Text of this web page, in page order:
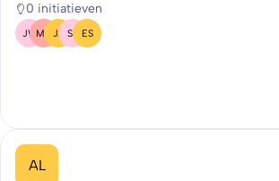
0 initiatieven
JWMD JA SP ES
AL